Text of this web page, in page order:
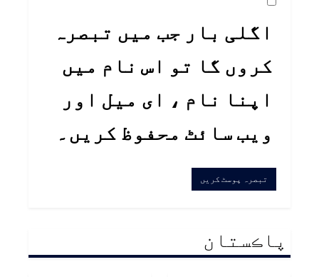
اگلی بار جب میں تبصرہ
کروں گا تو اس نام میں
اپنا نام ، ای میل اور
ویب سائٹ محفوظ کریں۔
پاڪستان